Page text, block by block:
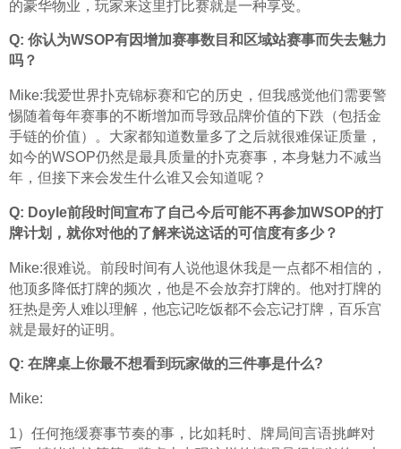
的豪华物业，玩家来这里打比赛就是一种享受。
Q: 你认为WSOP有因增加赛事数目和区域站赛事而失去魅力
吗？
Mike:我爱世界扑克锦标赛和它的历史，但我感觉他们需要警
惕随着每年赛事的不断增加而导致品牌价值的下跌（包括金
手链的价值）。大家都知道数量多了之后就很难保证质量，
如今的WSOP仍然是最具质量的扑克赛事，本身魅力不减当
年，但接下来会发生什么谁又会知道呢？
Q: Doyle前段时间宣布了自己今后可能不再参加WSOP的打
牌计划，就你对他的了解来说这话的可信度有多少？
Mike:很难说。前段时间有人说他退休我是一点都不相信的，
他顶多降低打牌的频次，他是不会放弃打牌的。他对打牌的
狂热是旁人难以理解，他忘记吃饭都不会忘记打牌，百乐宫
就是最好的证明。
Q: 在牌桌上你最不想看到玩家做的三件事是什么?
Mike:
1）任何拖缓赛事节奏的事，比如耗时、牌局间言语挑衅对